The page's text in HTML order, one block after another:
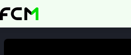
Skip
to